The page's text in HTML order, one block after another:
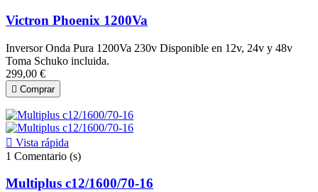
Victron Phoenix 1200Va
Inversor Onda Pura 1200Va 230v Disponible en 12v, 24v y 48v
Toma Schuko incluida.
299,00 €
 Comprar
 Vista rápida
1 Comentario (s)
Multiplus c12/1600/70-16